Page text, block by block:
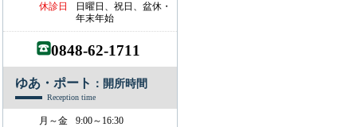
休診日
日曜日、祝日、盆休・
年末年始
0848-62-1711
ゆあ・ポート ：開所時間
Reception time
月～金 9:00～16:30